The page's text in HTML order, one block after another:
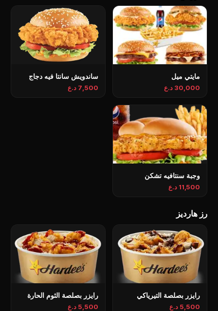
مايتي ميل
30,000 د.ع
ساندویش سانتا فيه دجاج
7,500 د.ع
وجبة سنتافيه تشكن
11,500 د.ع
رز هاردیز
رايزر بصلصة التيرياكي
5,500 د.ع
رايزر بصلصة الثوم الحارة
5,500 د.ع